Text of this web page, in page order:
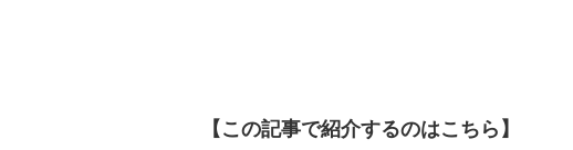
【この記事で紹介するのはこちら】